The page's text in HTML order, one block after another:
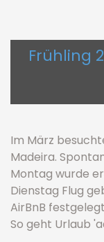
Frühling
Im März
Madeira.
Montag wurde
Dienstag Flug
AirBnB
So geht Urlaub